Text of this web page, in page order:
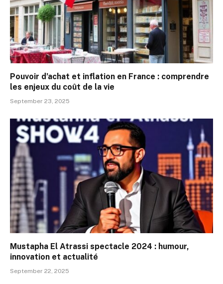
Pouvoir d’achat et inflation en France : comprendre
les enjeux du coût de la vie
September 23, 2025
Mustapha El Atrassi spectacle 2024 : humour,
innovation et actualité
September 22, 2025